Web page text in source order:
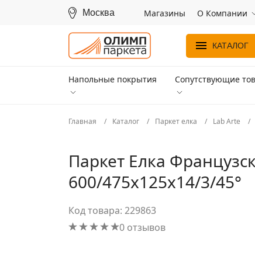
Москва Магазины О Компании
КАТАЛОГ
Напольные покрытия Сопутствующие
Главная Каталог Паркет елка Lab Arte
Паркет Елка
600/475х125х14/3/45°
Код товара: 229863
0 отзывов